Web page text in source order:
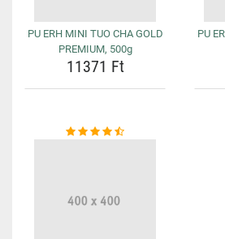
PU ERH MINI TUO CHA GOLD
PREMIUM, 500g
11371 Ft
PU